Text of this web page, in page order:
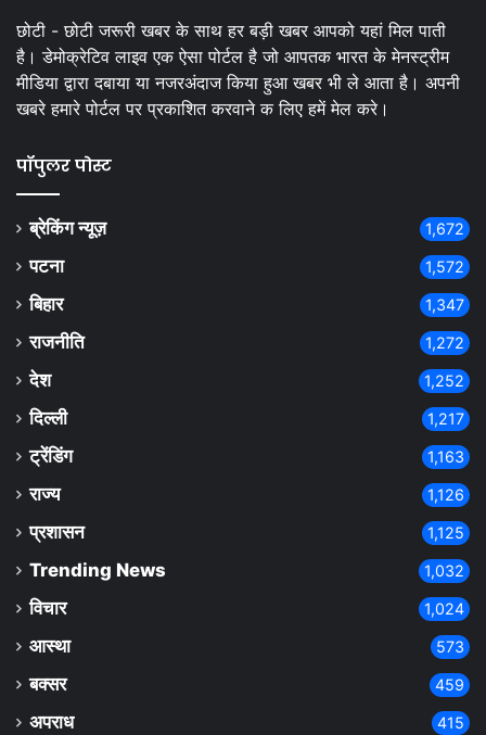
छोटी - छोटी जरूरी खबर के साथ हर बड़ी खबर आपको यहां मिल पाती
है। डेमोक्रेटिव लाइव एक ऐसा पोर्टल है जो आपतक भारत के मेनस्ट्रीम
मीडिया द्वारा दबाया या नजरअंदाज किया हुआ खबर भी ले आता है। अपनी
खबरे हमारे पोर्टल पर प्रकाशित करवाने क लिए हमें मेल करे।
पॉपुलर पोस्ट
ब्रेकिंग न्यूज़ 1,672
पटना 1,572
बिहार 1,347
राजनीति 1,272
देश 1,252
दिल्ली 1,217
ट्रेंडिंग 1,163
राज्य 1,126
प्रशासन 1,125
Trending News 1,032
विचार 1,024
आस्था 573
बक्सर 459
अपराध 415